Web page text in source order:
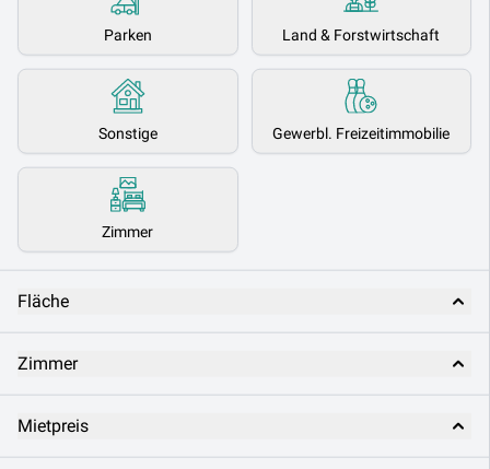
Parken Land & Forstwirtschaft
Sonstige Gewerbl. Freizeitimmobilie
Zimmer
Fläche
Zimmer
Mietpreis